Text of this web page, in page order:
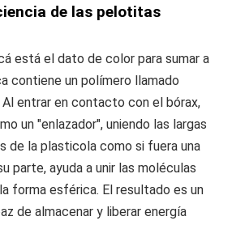
de las pelotitas
está el dato de color para sumar a
contiene un polímero llamado
entrar en contacto con el bórax,
un "enlazador", uniendo las largas
de la plasticola como si fuera una
parte, ayuda a unir las moléculas
forma esférica. El resultado es un
de almacenar y liberar energía